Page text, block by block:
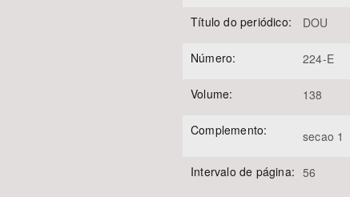
Título do periódico: DOU
Número: 224-E
Volume: 138
Complemento: secao 1
Intervalo de página: 56